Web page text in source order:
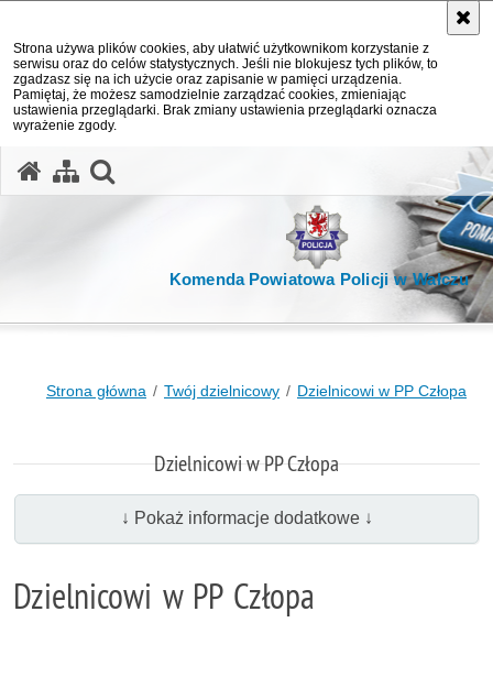
Strona używa plików cookies, aby ułatwić użytkownikom korzystanie z
serwisu oraz do celów statystycznych. Jeśli nie blokujesz tych plików, to
zgadzasz się na ich użycie oraz zapisanie w pamięci urządzenia.
Pamiętaj, że możesz samodzielnie zarządzać cookies, zmieniając
ustawienia przeglądarki. Brak zmiany ustawienia przeglądarki oznacza
wyrażenie zgody.
Komenda Powiatowa Policji w Wałczu
Strona główna Twój dzielnicowy Dzielnicowi w PP Człopa
Dzielnicowi w PP Człopa
↓ Pokaż informacje dodatkowe ↓
Dzielnicowi w PP Człopa